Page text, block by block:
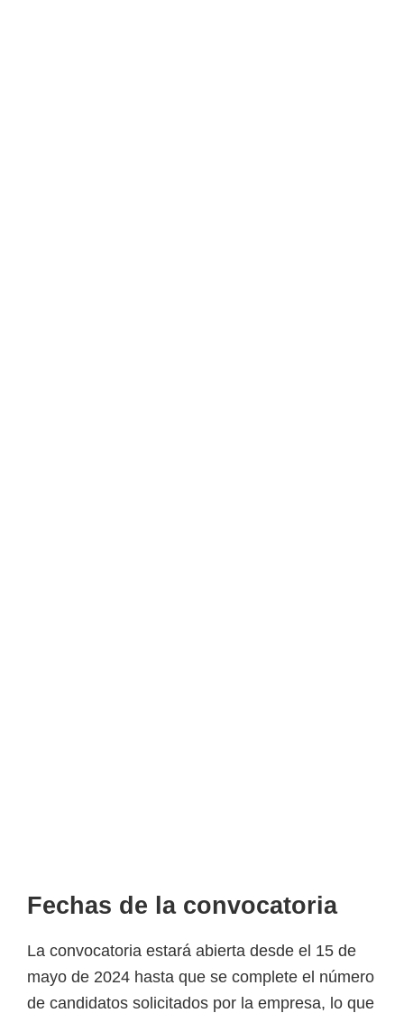
Fec has d e a convocatoria
La convocatoria estará abierta desde el 15 de
mayo de 2024 hasta que se complete el número
de candidatos solicitados por la empresa, lo que